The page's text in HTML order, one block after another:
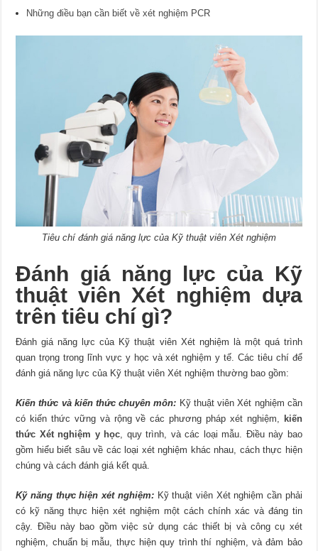
Những điều bạn cần biết về xét nghiệm PCR
Tiêu chí đánh giá năng lực của Kỹ thuật viên Xét nghiệm
Đánh giá năng lực của Kỹ
thuật viên Xét nghiệm dựa
trên tiêu chí gì?
Đánh giá năng lực của Kỹ thuật viên Xét nghiệm là một quá trình
quan trọng trong lĩnh vực y học và xét nghiệm y tế. Các tiêu chí để
đánh giá năng lực của Kỹ thuật viên Xét nghiệm thường bao gồm:
Kiến thức và kiến thức chuyên môn: Kỹ thuật viên Xét nghiệm cần
có kiến thức vững và rộng về các phương pháp xét nghiệm, kiến
thức Xét nghiệm y học , quy trình, và các loại mẫu. Điều này bao
gồm hiểu biết sâu về các loại xét nghiệm khác nhau, cách thực hiện
chúng và cách đánh giá kết quả.
Kỹ năng thực hiện xét nghiệm:Kỹ thuật viên Xét nghiệm cần phải
có kỹ năng thực hiện xét nghiệm một cách chính xác và đáng tin
cậy. Điều này bao gồm việc sử dụng các thiết bị và công cụ xét
nghiệm, chuẩn bị mẫu, thực hiện quy trình thí nghiệm, và đảm bảo